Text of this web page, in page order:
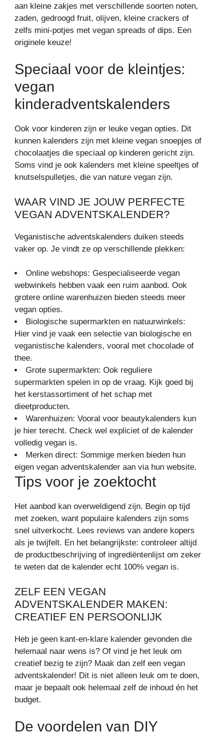
aan kleine zakjes met verschillende soorten noten,
zaden, gedroogd fruit, olijven, kleine crackers of
zelfs mini-potjes met vegan spreads of dips. Een
originele keuze!
Speciaal voor de kleintjes:
vegan
kinderadventskalenders
Ook voor kinderen zijn er leuke vegan opties. Dit
kunnen kalenders zijn met kleine vegan snoepjes of
chocolaatjes die speciaal op kinderen gericht zijn.
Soms vind je ook kalenders met kleine speeltjes of
knutselspulletjes, die van nature vegan zijn.
WAAR VIND JE JOUW PERFECTE
VEGAN ADVENTSKALENDER?
Veganistische adventskalenders duiken steeds
vaker op. Je vindt ze op verschillende plekken:
Online webshops: Gespecialiseerde vegan
webwinkels hebben vaak een ruim aanbod. Ook
grotere online warenhuizen bieden steeds meer
vegan opties.
Biologische supermarkten en natuurwinkels:
Hier vind je vaak een selectie van biologische en
veganistische kalenders, vooral met chocolade of
thee.
Grote supermarkten: Ook reguliere
supermarkten spelen in op de vraag. Kijk goed bij
het kerstassortiment of het schap met
dieetproducten.
Warenhuizen: Vooral voor beautykalenders kun
je hier terecht. Check wel expliciet of de kalender
volledig vegan is.
Merken direct: Sommige merken bieden hun
eigen vegan adventskalender aan via hun website.
Tips voor je zoektocht
Het aanbod kan overweldigend zijn. Begin op tijd
met zoeken, want populaire kalenders zijn soms
snel uitverkocht. Lees reviews van andere kopers
als je twijfelt. En het belangrijkste: controleer altijd
de productbeschrijving of ingrediëntenlijst om zeker
te weten dat de kalender echt 100% vegan is.
ZELF EEN VEGAN
ADVENTSKALENDER MAKEN:
CREATIEF EN PERSOONLIJK
Heb je geen kant-en-klare kalender gevonden die
helemaal naar wens is? Of vind je het leuk om
creatief bezig te zijn? Maak dan zelf een vegan
adventskalender! Dit is niet alleen leuk om te doen,
maar je bepaalt ook helemaal zelf de inhoud én het
budget.
De voordelen van DIY